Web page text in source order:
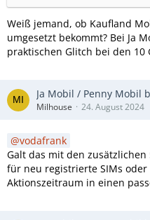
Weiß jemand, ob Kaufland
umgesetzt bekommt? Bei Ja
praktischen Glitch bei den 10
Ja Mobil / Penny Mobil
Milhouse 24. August 2024
vodafrank
Galt das mit den
für neu registrierte SIMs
Aktionszeitraum in einen